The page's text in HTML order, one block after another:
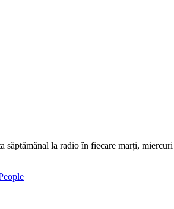
săptămânal la radio în fiecare marți,